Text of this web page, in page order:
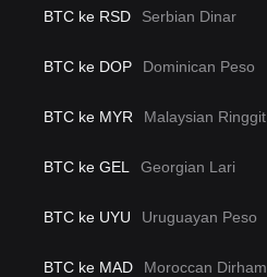
BTC ke RSD Serbian Dinar
BTC ke DOP Dominican Peso
BTC ke MYR Malaysian Ringgit
BTC ke GEL Georgian Lari
BTC ke UYU Uruguayan Peso
BTC ke MAD Moroccan Dirham